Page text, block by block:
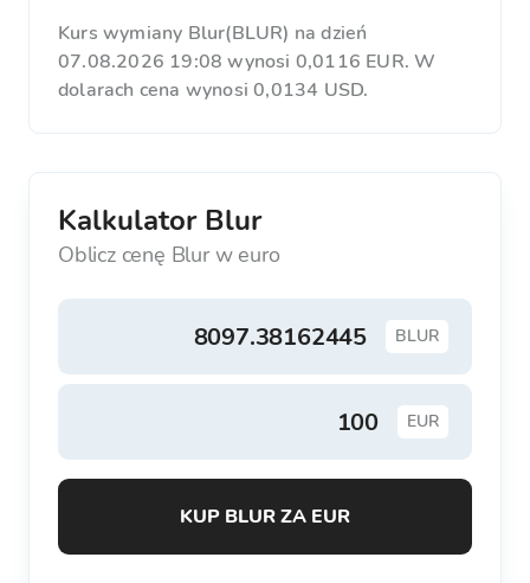
Kurs wymiany Blur(BLUR) na dzień
07.08.2026 19:08 wynosi 0,0116 EUR. W
dolarach cena wynosi 0,0134 USD.
Kalkulator Blur
Oblicz cenę Blur w euro
BLUR
EUR
KUP BLUR ZA EUR